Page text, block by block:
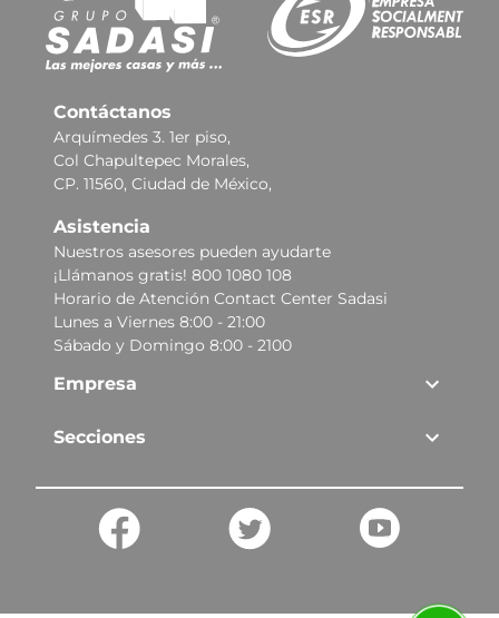
Contáctanos
Arquímedes 3. 1er piso,
Col Chapultepec Morales,
CP. 11560, Ciudad de México,
Asistencia
Nuestros asesores pueden ayudarte
¡Llámanos gratis! 800 1080 108
Horario de Atención Contact Center Sadasi
Lunes a Viernes 8:00 - 21:00
Sábado y Domingo 8:00 - 2100
Empresa
Secciones